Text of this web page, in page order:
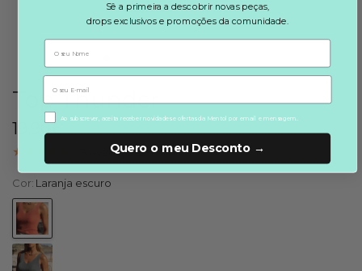
Top Thunder
19,90€
3 avaliações
Cor: Laranja escuro
Laranja
escuro
Chumbo
Sê a primeira a descobrir novas peças,
drops exclusivos e promoções da comunidade.
aceitação de marketing
Ao subscrever, aceita receber novidades e ofertas da Mentol por email e mensagem..
Quero o meu Desconto →